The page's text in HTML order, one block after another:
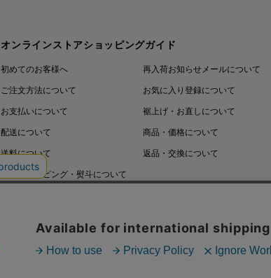
オンラインストアショッピングガイド
初めてのお客様へ
ご注文方法について
お支払いについて
配送について
送料について
ギフトラッピング・熨斗について
再入荷お知らせメールについて
お気に入り登録について
裾上げ・お直しについて
商品・価格について
返品・交換について